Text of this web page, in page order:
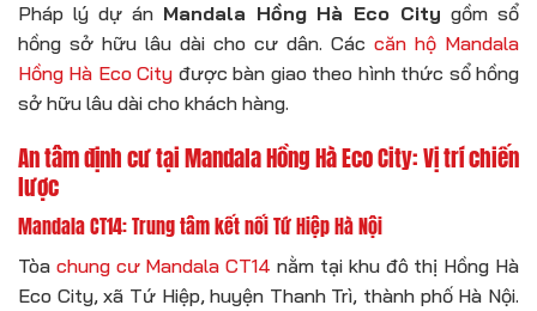
Pháp lý dự án Mandala Hồng Hà Eco City gồm sổ
hồng sở hữu lâu dài cho cư dân. Các căn hộ Mandala
Hồng Hà Eco City được bàn giao theo hình thức sổ hồng
sở hữu lâu dài cho khách hàng.
An tâm định cư tại Mandala Hồng Hà Eco City: Vị trí chiến
lược
Mandala CT14: Trung tâm kết nối Tứ Hiệp Hà Nội
Tòa chung cư Mandala CT14 nằm tại khu đô thị Hồng Hà
Eco City, xã Tứ Hiệp, huyện Thanh Trì, thành phố Hà Nội.